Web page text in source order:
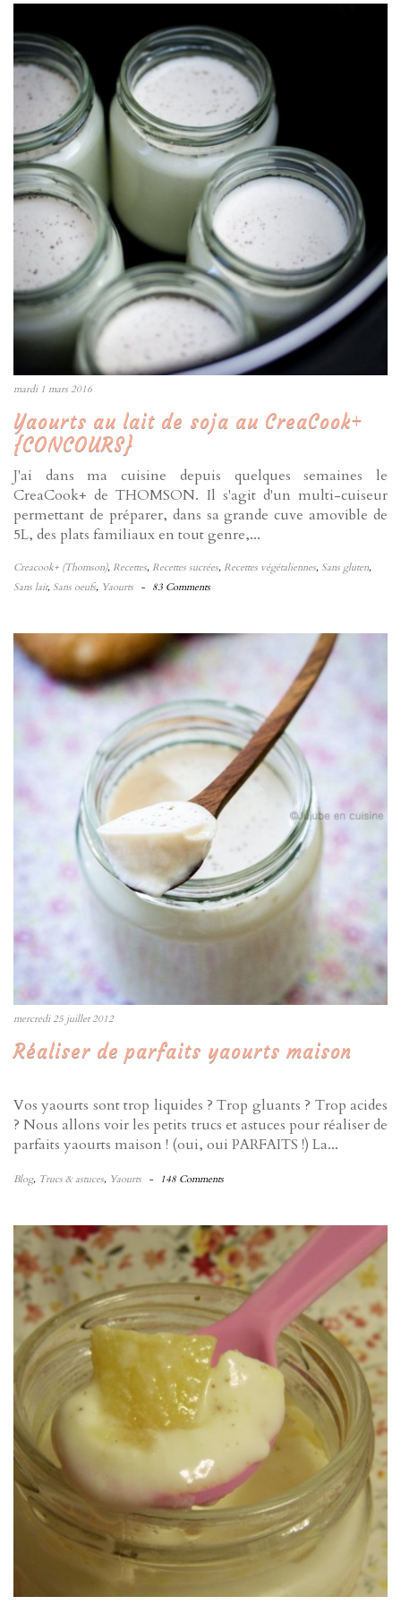
mardi 1 mars 2016
Yaourts au lait de soja au CreaCook+
{CONCOURS}
J'ai dans ma cuisine depuis quelques semaines le
CreaCook+ de THOMSON. Il s'agit d'un multi-cuiseur
permettant de préparer, dans sa grande cuve amovible de
5L, des plats familiaux en tout genre,...
Creacook+ (Thomson), Recettes, Recettes sucrées, Recettes végétaliennes, Sans gluten,
Sans lait, Sans oeufs, Yaourts - 83 Comments
mercredi 25 juillet 2012
Réaliser de parfaits yaourts maison
Vos yaourts sont trop liquides ? Trop gluants ? Trop acides
? Nous allons voir les petits trucs et astuces pour réaliser de
parfaits yaourts maison ! (oui, oui PARFAITS !) La...
Blog, Trucs & astuces, Yaourts - 148 Comments